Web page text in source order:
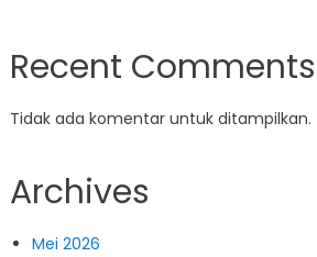
Recent Comments
Tidak ada komentar untuk ditampilkan.
Archives
Mei 2026